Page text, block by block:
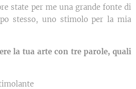
state per me una grande fonte di
stesso, uno stimolo per la mia
la tua arte con tre parole, quali